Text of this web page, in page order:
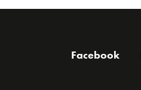
Facebook